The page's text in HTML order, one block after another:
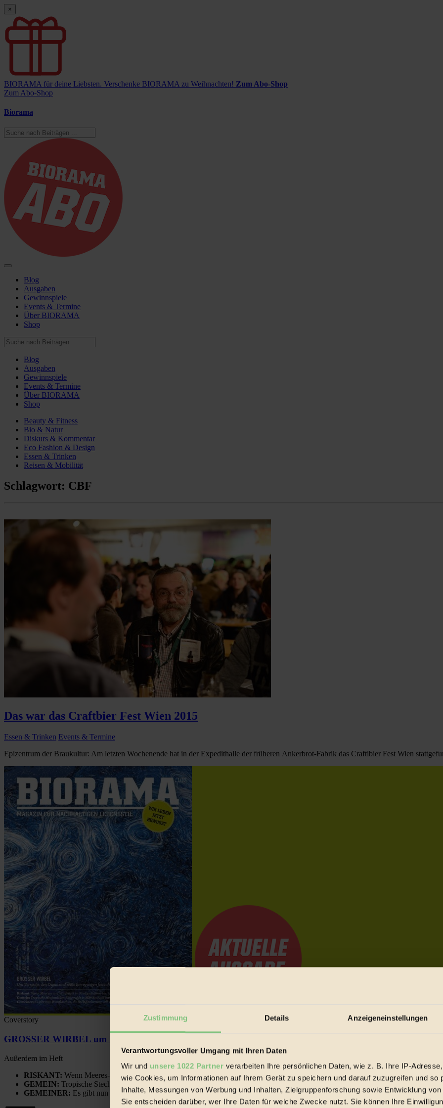
Zustimmung Details Anzeigeneinstellungen
Verantwortungsvoller Umgang mit Ihren Daten
Wir und unsere 1022 Partner verarbeiten Ihre persönlichen Daten, wie z. B. Ihre IP-
wie Cookies, um Informationen auf Ihrem Gerät zu speichern und darauf zuzugreifen und so
Inhalte, Messungen von Werbung und Inhalten, Zielgruppenforschung sowie Entwicklung
Sie entscheiden darüber, wer Ihre Daten für welche Zwecke nutzt. Sie können Ihre
×
BIORAMA für deine Liebsten. Verschenke BIORAMA zu Weihnachten! Zum Abo-Shop
Zum Abo-Shop
Biorama
Blog
Ausgaben
Gewinnspiele
Events & Termine
Über BIORAMA
Shop
Blog
Ausgaben
Gewinnspiele
Events & Termine
Über BIORAMA
Shop
Beauty & Fitness
Bio & Natur
Diskurs & Kommentar
Eco Fashion & Design
Essen & Trinken
Reisen & Mobilität
Schlagwort: CBF
Das war das Craftbier Fest Wien 2015
Essen & Trinken Events & Termine
Epizentrum der Braukultur: Am letzten Wochenende hat in der Expedithalle der früheren Ankerbrot-Fabrik das Craftibier Fest Wien
Coverstory
GROSSER WIRBEL um Versuche, den Ozean und seine Bewegungen festzuhalten.
Außerdem im Heft
RISKANT: Wenn Meeres- und Wildvögel im Freilandhühnerbetrieb vorbeischauen.
GEMEIN: Tropische Stechmücken fühlen sich in Mitteleuropa inziwschen oft zu Hause.
GEMEINER: Es gibt nun Weinflaschen, die nach Entleerung voll wieder zu dir zurückkommen.